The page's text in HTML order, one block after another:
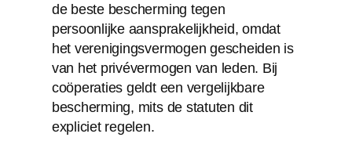
de beste bescherming tegen
persoonlijke aansprakelijkheid, omdat
het verenigingsvermogen gescheiden is
van het privévermogen van leden. Bij
coöperaties geldt een vergelijkbare
bescherming, mits de statuten dit
expliciet regelen.